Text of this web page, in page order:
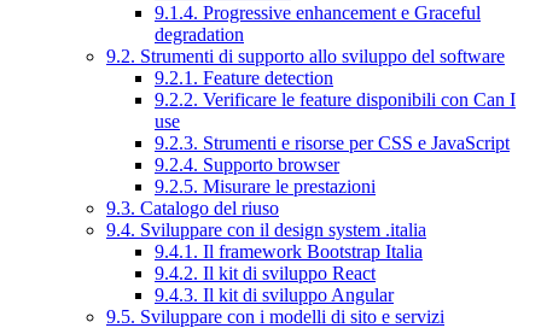
9.1.4. Progressive enhancement e Graceful
degradation
9.2. Strumenti di supporto allo sviluppo del software
9.2.1. Feature detection
9.2.2. Verificare le feature disponibili con Can I
use
9.2.3. Strumenti e risorse per CSS e JavaScript
9.2.4. Supporto browser
9.2.5. Misurare le prestazioni
9.3. Catalogo del riuso
9.4. Sviluppare con il design system .italia
9.4.1. Il framework Bootstrap Italia
9.4.2. Il kit di sviluppo React
9.4.3. Il kit di sviluppo Angular
9.5. Sviluppare con i modelli di sito e servizi